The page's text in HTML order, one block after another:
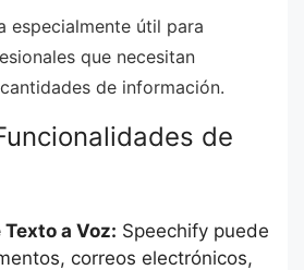
especialmente útil para
que necesitan
de información.
de
a Voz: Speechify puede
correos electrónicos,